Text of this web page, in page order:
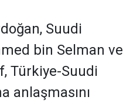
Suudi
bin Selman ve
Türkiye-Suudi
anlaşmasını